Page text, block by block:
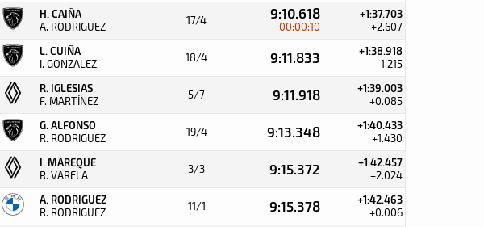
H. CAIÑA
A. RODRIGUEZ 17/4 9:10.618
00:00:10
+1:37.703
+2.607
L. CUIÑA
I. GONZALEZ 18/4 9:11.833 +1:38.918
+1.215
R. IGLESIAS
F. MARTÍNEZ 5/7 9:11.918 +1:39.003
+0.085
G. ALFONSO
R. RODRIGUEZ 19/4 9:13.348 +1:40.433
+1.430
I. MAREQUE
R. VARELA 3/3 9:15.372 +1:42.457
+2.024
A. RODRIGUEZ
R. RODRIGUEZ 11/1 9:15.378 +1:42.463
+0.006